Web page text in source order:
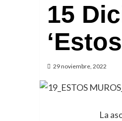
15
29 noviembre, 2022
La